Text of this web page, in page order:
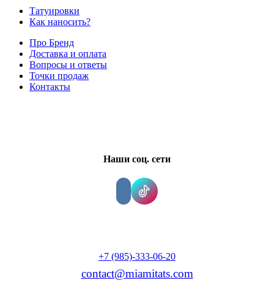
Татуировки
Как наносить?
Про Бренд
Доставка и оплата
Вопросы и ответы
Точки продаж
Контакты
Наши соц. сети
+7 (985)-333-06-20
contact@miamitats.com